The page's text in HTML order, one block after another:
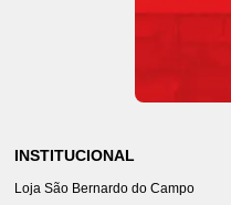
INSTITUCIONAL
Loja São Bernardo do Campo